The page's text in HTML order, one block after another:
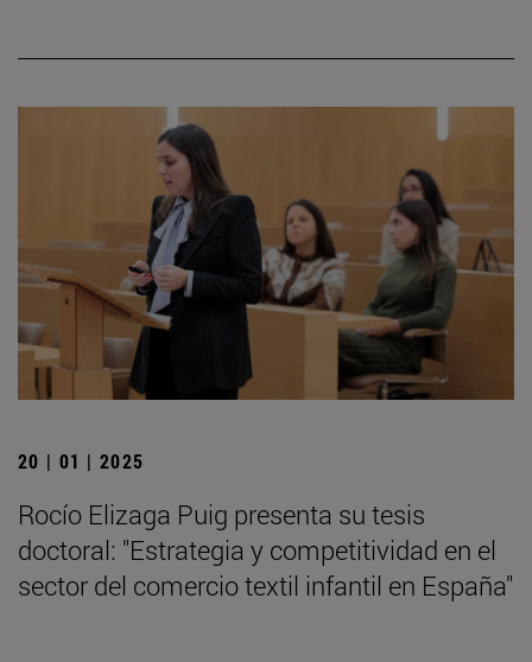
20 | 01 | 2025
Rocío Elizaga Puig presenta su tesis
doctoral: "Estrategia y competitividad en el
sector del comercio textil infantil en España"